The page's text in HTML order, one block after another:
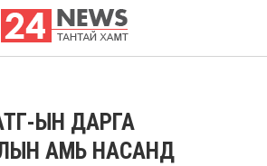
ЫН ДАРГА
АМЬ НАСАНД